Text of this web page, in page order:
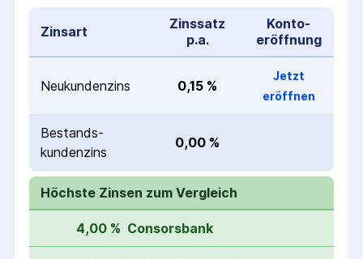
Zinsart
Zinssatz
p.a.
Konto­
eröffnung
Neukunden­zins 0,15 %
Jetzt
eröffnen
Bestands­
kunden­zins
0,00 %
Höchste Zinsen zum Vergleich
4,00 % Consorsbank